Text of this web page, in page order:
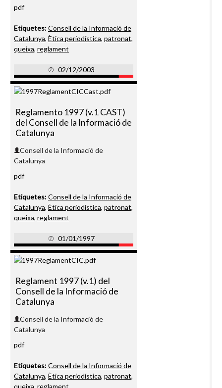
pdf
Etiquetes:Consell de la Informació de
Catalunya, Ètica periodística, patronat,
queixa, reglament
02/12/2003
Reglamento 1997 (v.1 CAST)
del Consell de la Informació de
Catalunya
Consell de la Informació de
Catalunya
pdf
Etiquetes:Consell de la Informació de
Catalunya, Ètica periodística, patronat,
queixa, reglament
01/01/1997
Reglament 1997 (v.1) del
Consell de la Informació de
Catalunya
Consell de la Informació de
Catalunya
pdf
Etiquetes:Consell de la Informació de
Catalunya, Ètica periodística, patronat,